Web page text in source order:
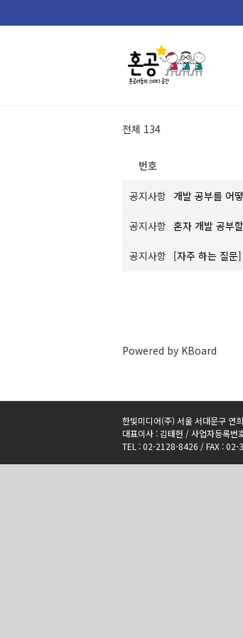
to
전체 134
번호
공지사항 개발 공부를 어
공지사항 혼자 개발 공부
공지사항 [자주 하는 질문
Powered by KBoard
한빛미디어(주) 서울 서대문구 연
대표이사 : 김태헌 / 사업자등록
TEL : 02-2128-8426 / FAX :